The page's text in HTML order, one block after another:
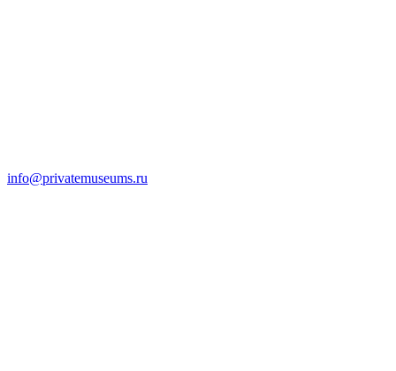
info@privatemuseums.ru